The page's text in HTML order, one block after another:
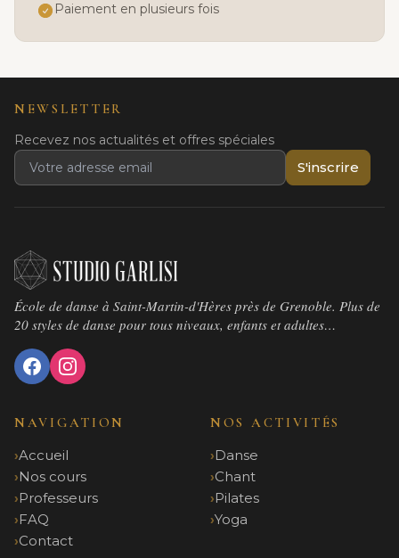
Paiement en plusieurs fois
NEWSLETTER
Recevez nos actualités et offres spéciales
S'inscrire
École de danse à Saint-Martin-d'Hères près de Grenoble. Plus de
20 styles de danse pour tous niveaux, enfants et adultes…
NAVIGATION
Accueil
Nos cours
Professeurs
FAQ
Contact
NOS ACTIVITÉS
Danse
Chant
Pilates
Yoga